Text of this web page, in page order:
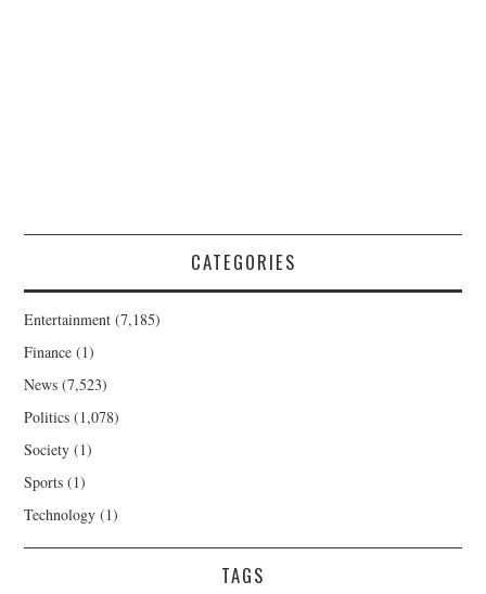
CATEGORIES
Entertainment (7,185)
Finance (1)
News (7,523)
Politics (1,078)
Society (1)
Sports (1)
Technology (1)
TAGS